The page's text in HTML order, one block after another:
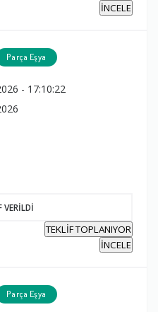
İNCELE
Parça Eşya
- 17:10:22
VERİLDİ
TEKLİF TOPLANIYOR
İNCELE
Parça Eşya